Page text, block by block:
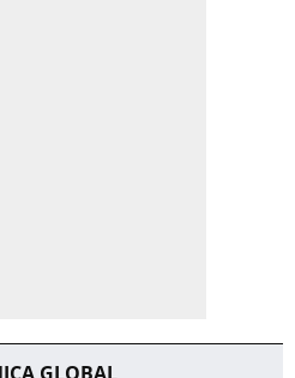
GLOBAL